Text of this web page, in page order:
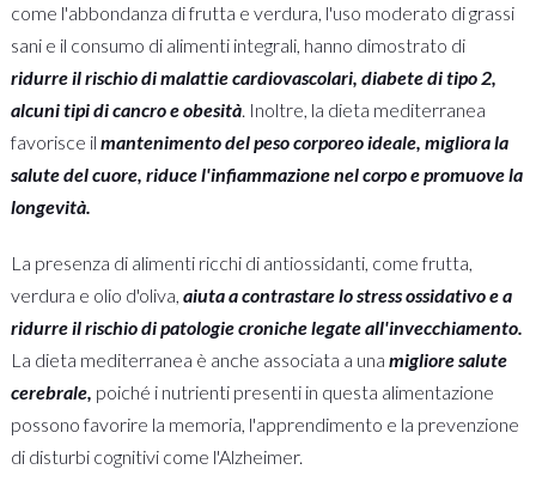
come l'abbondanza di frutta e verdura, l'uso moderato di grassi
sani e il consumo di alimenti integrali, hanno dimostrato di
ridurre il rischio di malattie cardiovascolari, diabete di tipo 2,
alcuni tipi di cancro e obesità. Inoltre, la dieta mediterranea
favorisce il mantenimento del peso corporeo ideale, migliora la
salute del cuore, riduce l'infiammazione nel corpo e promuove la
longevità.
La presenza di alimenti ricchi di antiossidanti, come frutta,
verdura e olio d'oliva, aiuta a contrastare lo stress ossidativo e a
ridurre il rischio di patologie croniche legate all'invecchiamento.
La dieta mediterranea è anche associata a una migliore salute
cerebrale, poiché i nutrienti presenti in questa alimentazione
possono favorire la memoria, l'apprendimento e la prevenzione
di disturbi cognitivi come l'Alzheimer.